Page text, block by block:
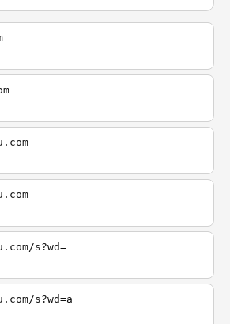
s?wd=
s?wd=a